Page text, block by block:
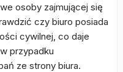
osoby zajmującej się
czy biuro posiada
cywilnej, co daje
przypadku
ze strony biura.